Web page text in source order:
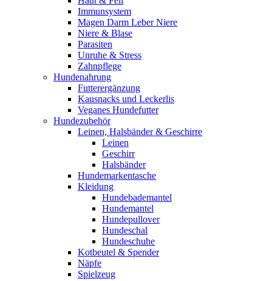
Immunsystem
Magen Darm Leber Niere
Niere & Blase
Parasiten
Unruhe & Stress
Zahnpflege
Hundenahrung
Futterergänzung
Kausnacks und Leckerlis
Veganes Hundefutter
Hundezubehör
Leinen, Halsbänder & Geschirre
Leinen
Geschirr
Halsbänder
Hundemarkentasche
Kleidung
Hundebademantel
Hundemantel
Hundepullover
Hundeschal
Hundeschuhe
Kotbeutel & Spender
Näpfe
Spielzeug